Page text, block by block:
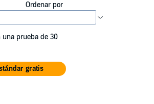
Ordenar por
una prueba de 30
gratis